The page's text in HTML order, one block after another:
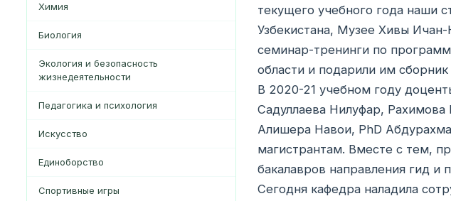
Xимия
Биология
Экология и безопасность
жизнедеятельности
Педагогика и психология
Искусство
Единоборство
Спортивные игры
текущего учебного года наши
Узбекистана, Музее Хивы
семинар-тренинги по
области и подарили им сборник
В 2020-21 учебном году
Садуллаева Нилуфар,
Алишера Навои, PhD
магистрантам. Вместе с тем,
бакалавров направления гид и
Сегодня кафедра наладила